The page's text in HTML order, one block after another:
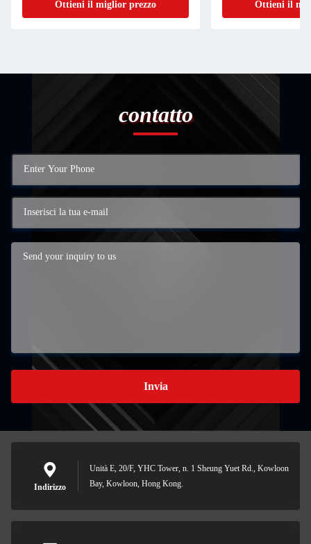
Ottieni il miglior prezzo
tessuto grigio
Ottieni il
contatto
Invia
Indirizzo
Unità E, 20/F, YHC Tower, n. 1 Sheung Yuet Rd., Kowloon
Bay, Kowloon, Hong Kong.